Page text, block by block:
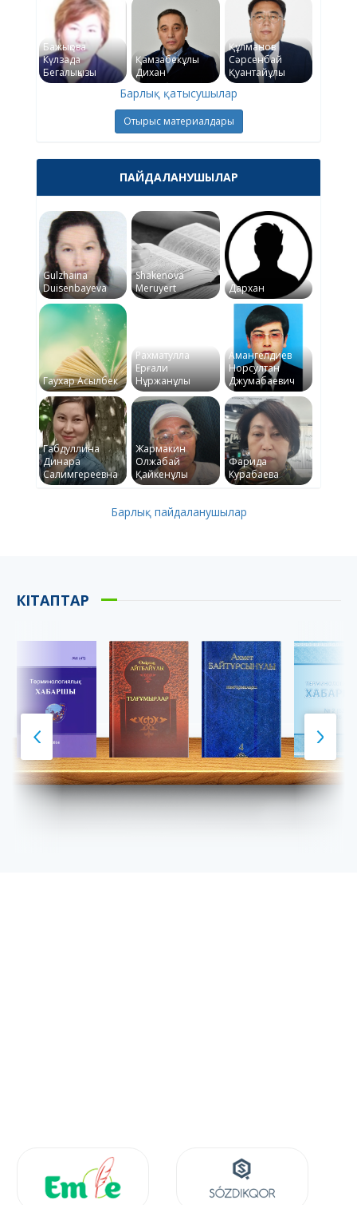
Бажықова
Күлзада
Бегалықызы
Қамзабекұлы
Дихан
Құлманов
Сәрсенбай
Қуантайұлы
Барлық қатысушылар
Отырыс материалдары
ПАЙДАЛАНУШЫЛАР
Gulzhaina
Duisenbayeva
Shakenova
Meruyert
Дархан
Гаухар Асылбек
Рахматулла
Ерғали
Нұржанұлы
Амангелдиев
Норсултан
Джумабаевич
Габдуллина
Динара
Салимгереевна
Жармакин
Олжабай
Қайкенұлы
Фарида
Курабаева
Барлық пайдаланушылар
КІТАПТАР